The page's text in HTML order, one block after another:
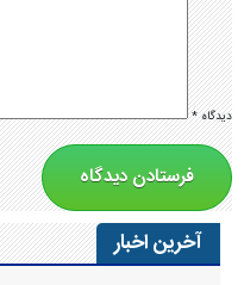
دیدگاه*
آخرین اخبار